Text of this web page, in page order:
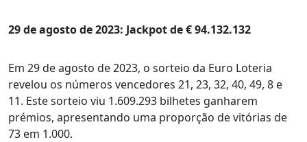
29 de agosto de 2023: Jackpot de € 94.132.132
Em 29 de agosto de 2023, o sorteio da Euro Loteria
revelou os números vencedores 21, 23, 32, 40, 49, 8 e
11. Este sorteio viu 1.609.293 bilhetes ganharem
prémios, apresentando uma proporção de vitórias de
73 em 1.000.